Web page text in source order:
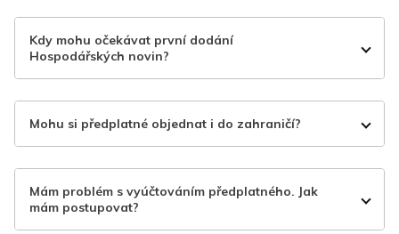
Kdy mohu očekávat první dodání
Hospodářských novin?
Mohu si předplatné objednat i do zahraničí?
Mám problém s vyúčtováním předplatného. Jak
mám postupovat?